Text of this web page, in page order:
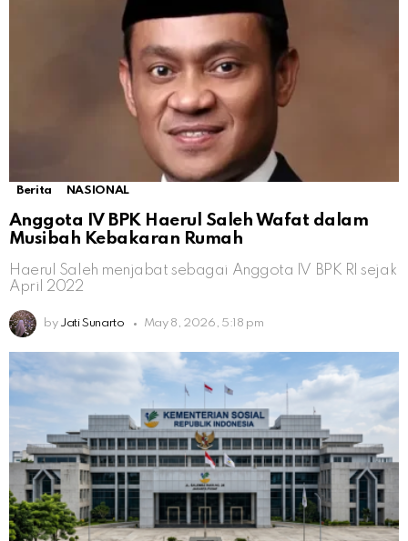
Berita NASIONAL
Anggota IV BPK Haerul Saleh Wafat dalam
Musibah Kebakaran Rumah
Haerul Saleh menjabat sebagai Anggota IV BPK RI sejak
April 2022
by Jati Sunarto May 8, 2026, 5:18 pm